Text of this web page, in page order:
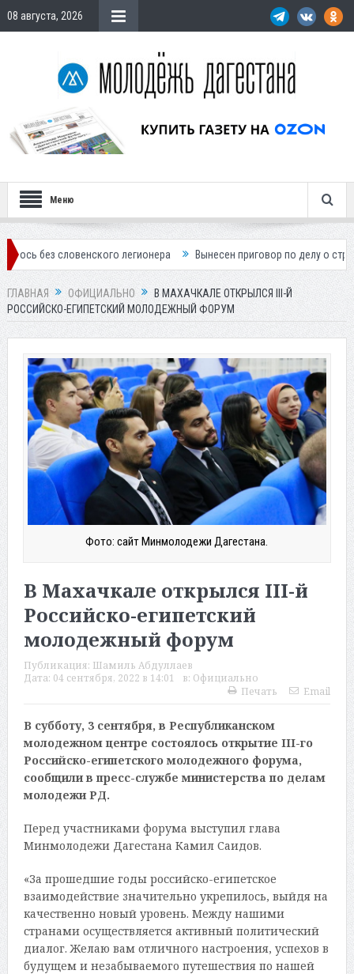
08 августа, 2026
Меню
легионера Вынесен приговор по делу о строительстве
ГЛАВНАЯ ОФИЦИАЛЬНО
В МАХАЧКАЛЕ ОТКРЫЛСЯ III-Й
РОССИЙСКО-ЕГИПЕТСКИЙ МОЛОДЕЖНЫЙ ФОРУМ
Фото: сайт Минмолодежи Дагестана.
В Махачкале открылся III-й
Российско-египетский
молодежный форум
Публикация: Шамиль Абдуллаев
Дата: 04 сентября, 2022 в 14:01 в: Официально
Печать
Email
В субботу, 3 сентября, в Республиканском
молодежном центре состоялось открытие III-го
Российско-египетского молодежного форума,
сообщили в пресс-службе министерства по делам
молодежи РД.
Перед участниками форума выступил глава
Минмолодежи Дагестана Камил Саидов.
«За прошедшие годы российско-египетское
взаимодействие значительно укрепилось, выйдя на
качественно новый уровень. Между нашими
странами осуществляется активный политический
диалог. Желаю вам отличного настроения, успехов в
будущем и незабываемого путешествия по нашей